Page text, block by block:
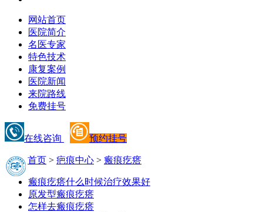
网站首页
医院简介
名医专家
特色技术
康复案例
医院新闻
来院路线
免费挂号
在线咨询 预约挂号
首页 > 疤痕中心 > 瘢痕疙瘩
瘢痕疙瘩什么时候治疗效果好
原发型瘢痕疙瘩
怎样去瘢痕疙瘩